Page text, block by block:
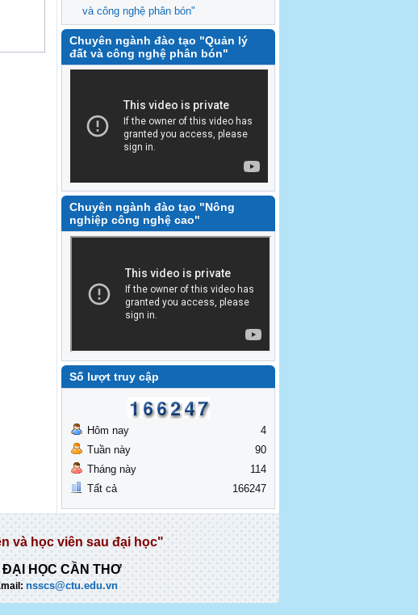
và công nghệ phân bón"
Chuyên ngành đào tạo "Quản lý
đất và công nghệ phân bón"
Chuyên ngành đào tạo "Nông
nghiệp công nghệ cao"
Số lượt truy cập
Hôm nay
Tuần này
Tháng này
Tất cả
4
90
114
166247
và học viên sau đại học"
ĐẠI HỌC CẦN THƠ
nsscs@ctu.edu.vn